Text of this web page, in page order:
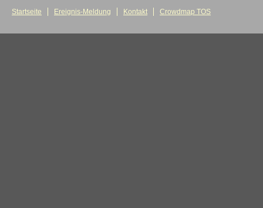
Startseite Ereignis-Meldung Kontakt Crowdmap TOS